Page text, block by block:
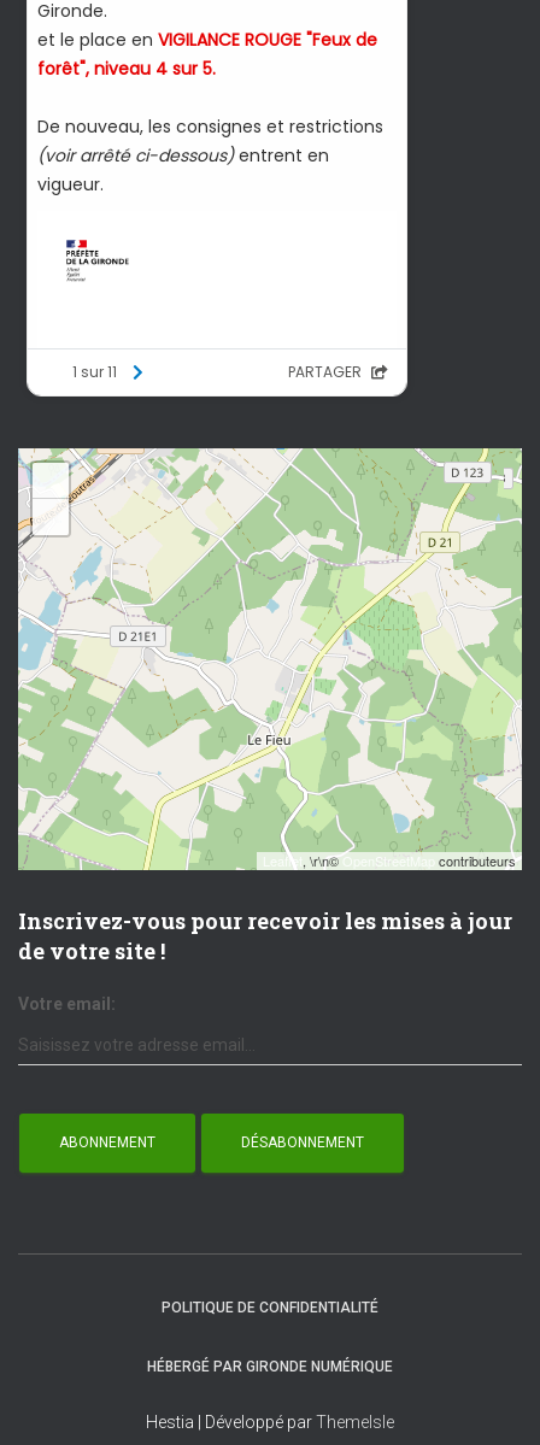
−
Leaflet, \r\n©OpenStreetMap contributeurs
Inscrivez-vous pour recevoir les mises à jour
de votre site !
Votre email:
POLITIQUE DE CONFIDENTIALITÉ
HÉBERGÉ PAR GIRONDE NUMÉRIQUE
Hestia | Développé parThemeIsle